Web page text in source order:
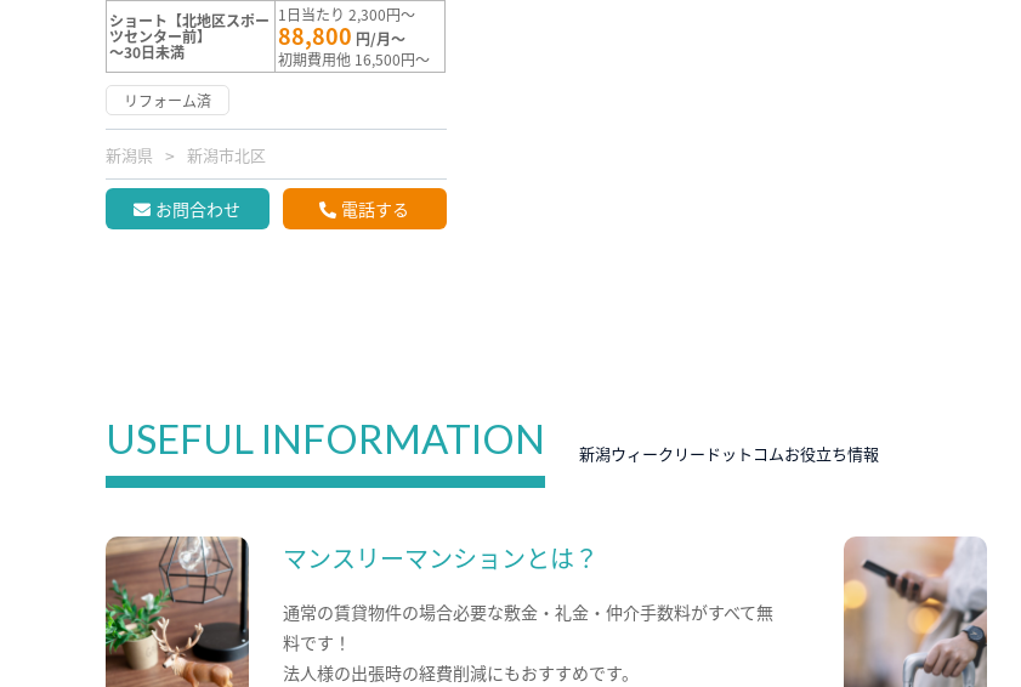
ショート【北地区スポー
ツセンター前】
～30日未満
1日当たり 2,300円～
88,800 円/月～
初期費用他 16,500円～
リフォーム済
新潟県 新潟市北区
お問合わせ 電話する
USEFUL INFORMATION 新潟ウィークリードットコムお役立ち情報
マンスリーマンションとは？
通常の賃貸物件の場合必要な敷金・礼金・仲介手数料がすべて無
料です！
法人様の出張時の経費削減にもおすすめです。